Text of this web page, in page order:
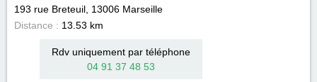
193 rue Breteuil, 13006 Marseille
Distance : 13.53 km
Rdv uniquement par téléphone
04 91 37 48 53